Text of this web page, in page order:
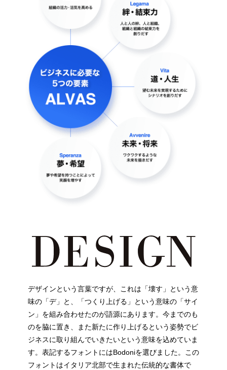
デザインという言葉ですが、これは「壊す」という意
味の「デ」と、「つくり上げる」という意味の「サイ
ン」を組み合わせたのが語源にあります。今までのも
のを脇に置き、また新たに作り上げるという姿勢でビ
ジネスに取り組んでいきたいという意味を込めていま
す。表記するフォントにはBodoniを選びました。この
フォントはイタリア北部で生まれた伝統的な書体で